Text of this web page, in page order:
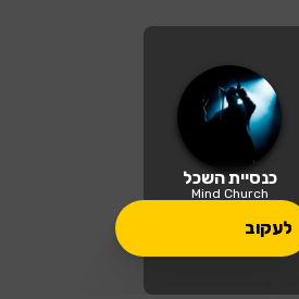
עדה•זאפה אמפי שוניכנסיית השכל
Mind Church
לעקוב